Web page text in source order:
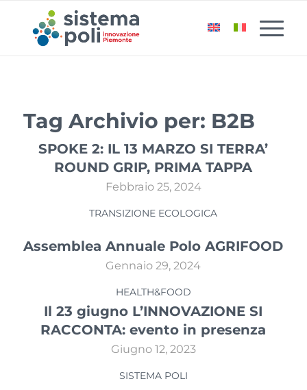
Tag Archivio per: B2B
SPOKE 2: IL 13 MARZO SI TERRA’
ROUND GRIP, PRIMA TAPPA
Febbraio 25, 2024
TRANSIZIONE ECOLOGICA
Assemblea Annuale Polo AGRIFOOD
Gennaio 29, 2024
HEALTH&FOOD
Il 23 giugno L’INNOVAZIONE SI
RACCONTA: evento in presenza
Giugno 12, 2023
SISTEMA POLI